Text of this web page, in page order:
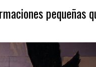
pequeñas